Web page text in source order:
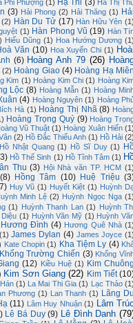
Phi Phượng (1) Hạ Thi (3) Hà Thị
(3) Hải Phong (2) Hải Thăng (1)
(2) Hàn Du Tử (17) Hàn Hữu Yên
(1) Hàn Phong Vũ (19) Hàn
Hiếu Dũng (1) Hoa Hướng Dương
Văn (10) Hoa Xuyến Chi (1)
(6) Hoàng Anh 79 (26)
(2) Hoàng Giao (4) Hoàng Hạ
Kim (1) Hoàng Kim Chi (1) Hoàng
Lộc (8) Hoàng Mẫn (1) Hoàng
(4) Hoàng Nguyên (1) Hoàng
Hà (1) Hoàng Thị Nhã (8)
Hoàng Trọng Quý (9) Hoàng
Vũ Thuật (1) Hoàng Xuân Hiến
(2) Hồ Đắc Thiếu Anh (1) Hồ Hải
Hồ Nhật Quang (1) Hồ Sĩ Duy (1)
Hồ Thế Sinh (1) Hồ Tĩnh Tâm (1)
Thu (3) Hội Nhà văn TP. HCM
(8) Hồng Tâm (10) Huệ Triệu
Huy Vũ (1) Huyết Kiệt (1) Huỳnh
Minh Lệ (2) Huỳnh Ngọc Nga
(1) Huỳnh Thanh Lan (1)
Huỳnh
(1) Huỳnh Văn Mỹ (1) Huỳnh
Hương Đình (4) Hương Quê Nhà
(1) James Dylan (4) James Joyce
Kate Chopin (1) Kha Tiệm Ly (4)
Khổng Trường Chiến (3) Khổng
(12) Kiều Huệ (1) Kim
Kim Sơn Giang (22) Kim Tiết
(1) La Mai Thi Gia (1) Lạc Thảo
Phương (1) Lan Thanh (1) Lãng
(11) Lâm Huy Nhuận (1) Lâm
Lê Bá Duy (9) Lê Đình Danh